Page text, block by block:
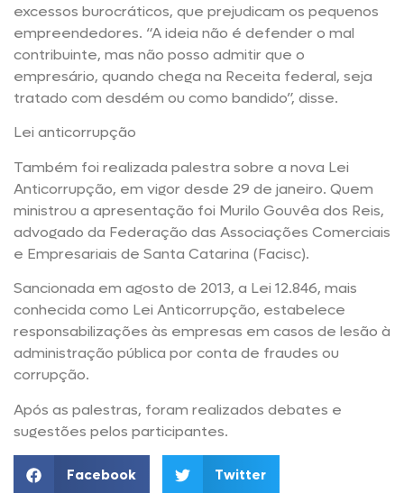
excessos burocráticos, que prejudicam os pequenos
empreendedores. “A ideia não é defender o mal
contribuinte, mas não posso admitir que o
empresário, quando chega na Receita federal, seja
tratado com desdém ou como bandido”, disse.
Lei anticorrupção
Também foi realizada palestra sobre a nova Lei
Anticorrupção, em vigor desde 29 de janeiro. Quem
ministrou a apresentação foi Murilo Gouvêa dos Reis,
advogado da Federação das Associações Comerciais
e Empresariais de Santa Catarina (Facisc).
Sancionada em agosto de 2013, a Lei 12.846, mais
conhecida como Lei Anticorrupção, estabelece
responsabilizações às empresas em casos de lesão à
administração pública por conta de fraudes ou
corrupção.
Após as palestras, foram realizados debates e
sugestões pelos participantes.
Facebook Twitter